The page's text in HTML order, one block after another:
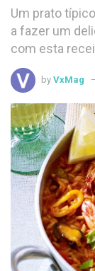
Um prato
a fazer um
com esta
by VxMag